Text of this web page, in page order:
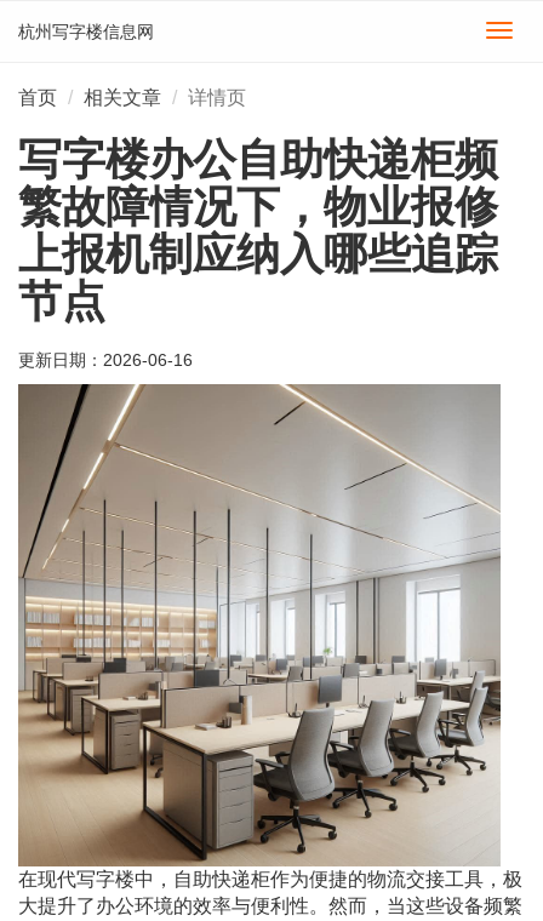
切
杭州写字楼信息网
首页 相关文章 详情页
写字楼办公自助快递柜频
繁故障情况下，物业报修
上报机制应纳入哪些追踪
节点
更新日期： 2026-06-16
在现代写字楼中，自助快递柜作为便捷的物流交接工具，极
大提升了办公环境的效率与便利性。然而，当这些设备频繁